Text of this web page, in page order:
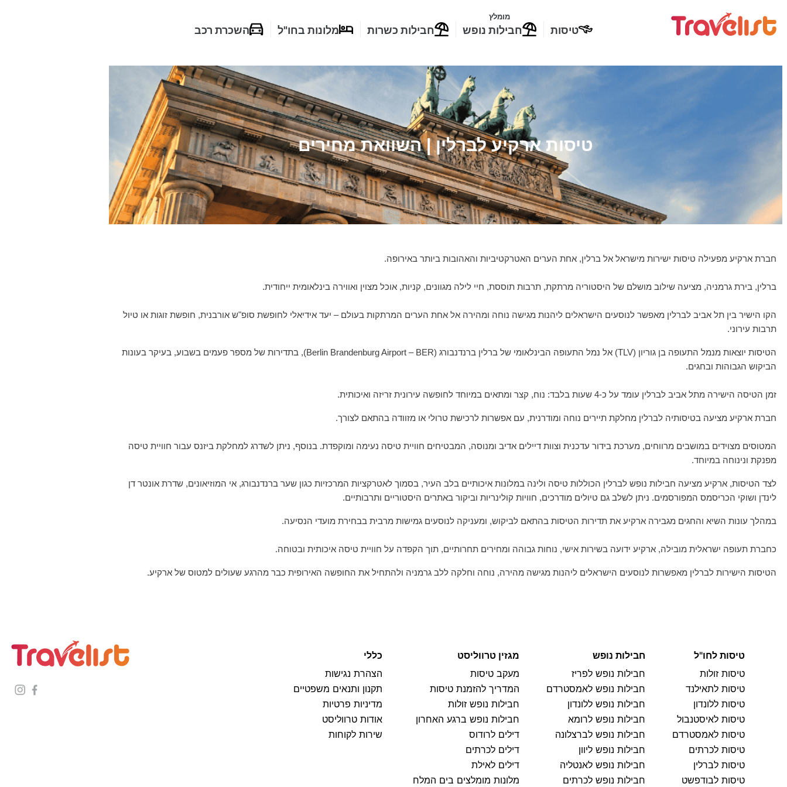
טיסות
מומלץ
חבילות נופש חבילות כשרות מלונות בחו"ל השכרת רכב
טיסות ארקיע לברלין | השוואת מחירים
חברת ארקיע מפעילה טיסות ישירות מישראל אל ברלין, אחת הערים האטרקטיביות והאהובות ביותר באירופה.
ברלין, בירת גרמניה, מציעה שילוב מושלם של היסטוריה מרתקת, תרבות תוססת, חיי לילה מגוונים, קניות, אוכל מצוין ואווירה בינלאומית ייחודית.
הקו הישיר בין תל אביב לברלין מאפשר לנוסעים הישראלים ליהנות מגישה נוחה ומהירה אל אחת הערים המרתקות בעולם – יעד אידיאלי לחופשת סופ"ש אורבנית, חופשת זוגות או טיול
תרבות עירוני.
הטיסות יוצאות מנמל התעופה בן גוריון (TLV) אל נמל התעופה הבינלאומי של ברלין ברנדנבורג (Berlin Brandenburg Airport – BER), בתדירות של מספר פעמים בשבוע, בעיקר בעונות
הביקוש הגבוהות ובחגים.
זמן הטיסה הישירה מתל אביב לברלין עומד על כ-4 שעות בלבד: נוח, קצר ומתאים במיוחד לחופשה עירונית זריזה ואיכותית.
חברת ארקיע מציעה בטיסותיה לברלין מחלקת תיירים נוחה ומודרנית, עם אפשרות לרכישת טרולי או מזוודה בהתאם לצורך.
המטוסים מצוידים במושבים מרווחים, מערכת בידור עדכנית וצוות דיילים אדיב ומנוסה, המבטיחים חוויית טיסה נעימה ומוקפדת. בנוסף, ניתן לשדרג למחלקת ביזנס עבור חוויית טיסה
מפנקת ונינוחה במיוחד.
לצד הטיסות, ארקיע מציעה חבילות נופש לברלין הכוללות טיסה ולינה במלונות איכותיים בלב העיר, בסמוך לאטרקציות המרכזיות כגון שער ברנדנבורג, אי המוזיאונים, שדרת אונטר דן
לינדן ושוקי הכריסמס המפורסמים. ניתן לשלב גם טיולים מודרכים, חוויות קולינריות וביקור באתרים היסטוריים ותרבותיים.
במהלך עונות השיא והחגים מגבירה ארקיע את תדירות הטיסות בהתאם לביקוש, ומעניקה לנוסעים גמישות מרבית בבחירת מועדי הנסיעה.
כחברת תעופה ישראלית מובילה, ארקיע ידועה בשירות אישי, נוחות גבוהה ומחירים תחרותיים, תוך הקפדה על חוויית טיסה איכותית ובטוחה.
הטיסות הישירות לברלין מאפשרות לנוסעים הישראלים ליהנות מגישה מהירה, נוחה וחלקה ללב גרמניה ולהתחיל את החופשה האירופית כבר מהרגע שעולים למטוס של ארקיע.
טיסות לחו"ל
טיסות זולות
טיסות לתאילנד
טיסות ללונדון
טיסות לאיסטנבול
טיסות לאמסטרדם
טיסות לכרתים
טיסות לברלין
טיסות לבודפשט
חבילות נופש
חבילות נופש לפריז
חבילות נופש לאמסטרדם
חבילות נופש ללונדון
חבילות נופש לרומא
חבילות נופש לברצלונה
חבילות נופש ליוון
חבילות נופש לאנטליה
חבילות נופש לכרתים
מגזין טרווליסט
מעקב טיסות
המדריך להזמנת טיסות
חבילות נופש זולות
חבילות נופש ברגע האחרון
דילים לרודוס
דילים לכרתים
דילים לאילת
מלונות מומלצים בים המלח
כללי
הצהרת נגישות
תקנון ותנאים משפטיים
מדיניות פרטיות
אודות טרווליסט
שירות לקוחות